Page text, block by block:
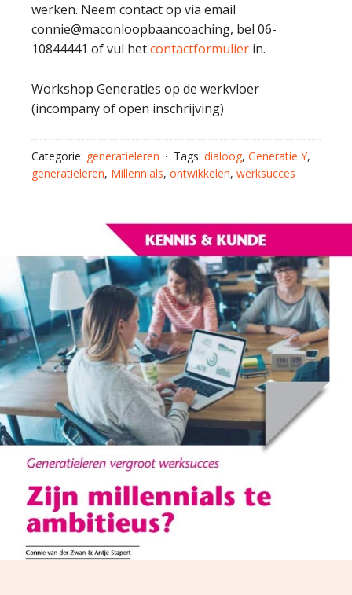
werken. Neem contact op via email
connie@maconloopbaancoaching, bel 06-
10844441 of vul hetcontactformulier in.
Workshop Generaties op de werkvloer
(incompany of open inschrijving)
Categorie: generatieleren Tags: dialoog, Generatie Y,
generatieleren, Millennials, ontwikkelen, werksucces